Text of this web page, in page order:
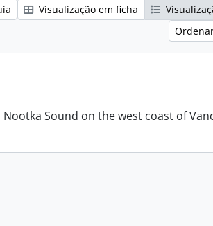
Visualização em ficha
Sound on the west coast of